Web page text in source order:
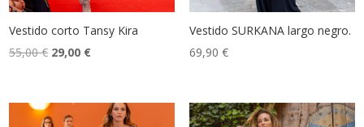
Vestido corto Tansy Kira
55,00€ El
era:
29,00 €El
es:
Vestido SURKANA largo negro.
69,90 €